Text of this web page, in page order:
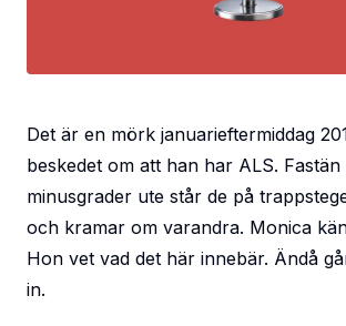
Det är en mörk januarieftermiddag
beskedet om att han har ALS. Fastän
minusgrader ute står de på
och kramar om varandra. Monica
Hon vet vad det här innebär. Ändå
in.